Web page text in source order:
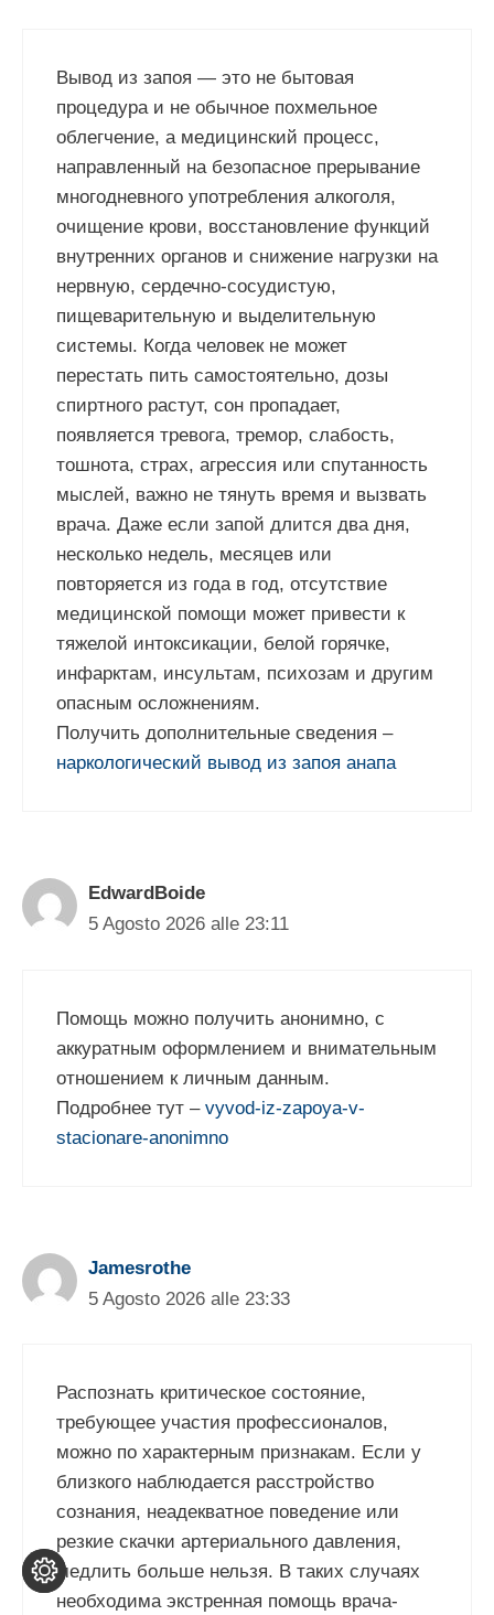
Вывод из запоя — это не бытовая
процедура и не обычное похмельное
облегчение, а медицинский процесс,
направленный на безопасное прерывание
многодневного употребления алкоголя,
очищение крови, восстановление функций
внутренних органов и снижение нагрузки на
нервную, сердечно-сосудистую,
пищеварительную и выделительную
системы. Когда человек не может
перестать пить самостоятельно, дозы
спиртного растут, сон пропадает,
появляется тревога, тремор, слабость,
тошнота, страх, агрессия или спутанность
мыслей, важно не тянуть время и вызвать
врача. Даже если запой длится два дня,
несколько недель, месяцев или
повторяется из года в год, отсутствие
медицинской помощи может привести к
тяжелой интоксикации, белой горячке,
инфарктам, инсультам, психозам и другим
опасным осложнениям.
Получить дополнительные сведения –
наркологический вывод из запоя анапа
EdwardBoide
5 Agosto 2026 alle 23:11
Помощь можно получить анонимно, с
аккуратным оформлением и внимательным
отношением к личным данным.
Подробнее тут – vyvod-iz-zapoya-v-
stacionare-anonimno
Jamesrothe
5 Agosto 2026 alle 23:33
Распознать критическое состояние,
требующее участия профессионалов,
можно по характерным признакам. Если у
близкого наблюдается расстройство
сознания, неадекватное поведение или
резкие скачки артериального давления,
медлить больше нельзя. В таких случаях
необходима экстренная помощь врача-